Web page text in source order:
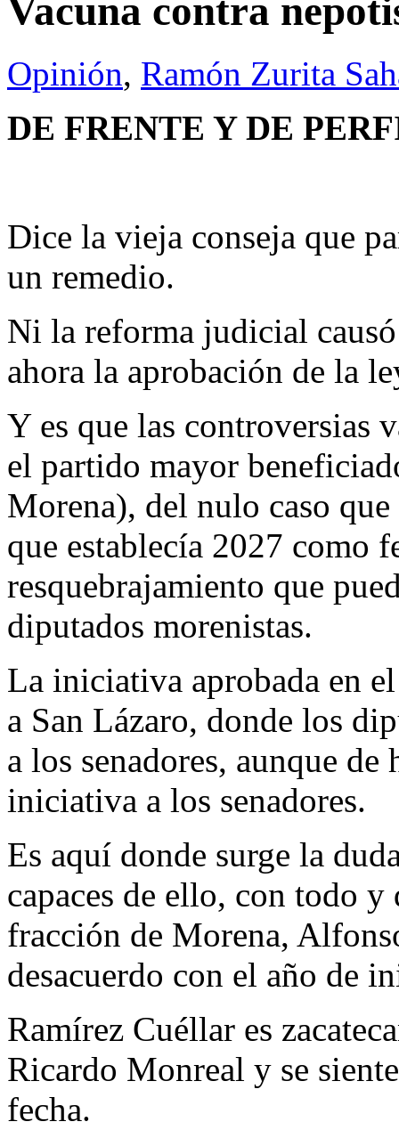
Vacuna contra
Opinión, Ramón Zurita
DE FRENTE Y DE
Dice la vieja conseja que
un remedio.
Ni la reforma judicial
ahora la aprobación de la
Y es que las controversias
el partido mayor
Morena), del nulo caso
que establecía 2027 como
resquebrajamiento que
diputados morenistas.
La iniciativa aprobada en
a San Lázaro, donde los
a los senadores, aunque
iniciativa a los senadores.
Es aquí donde surge la
capaces de ello, con todo
fracción de Morena,
desacuerdo con el año de
Ramírez Cuéllar es
Ricardo Monreal y se
fecha.